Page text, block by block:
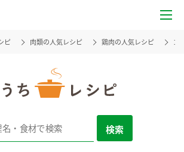
ピ 肉類の人気レシピ 鶏肉の人気レシピ ゴ
検索